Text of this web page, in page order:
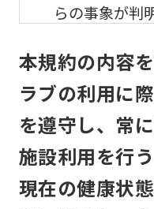
らの事象が判
メンバーの
メンバーは、
おいて、他の
クラブの施設
す。
本規約の内容
ラブの利用に
を遵守し、常
施設利用を行
現在の健康状